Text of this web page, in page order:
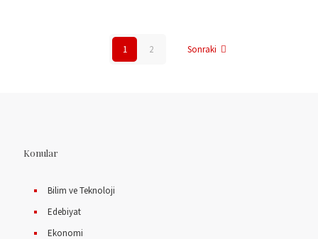
1 2 Sonraki
Konular
Bilim ve Teknoloji
Edebiyat
Ekonomi